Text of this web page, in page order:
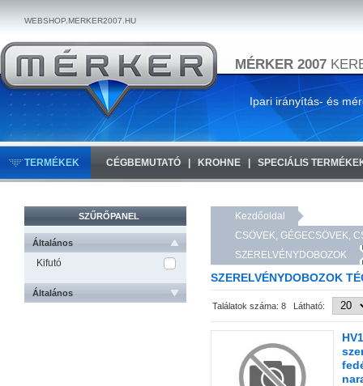
WEBSHOP.MERKER2007.HU
MÉRKER 2007
Ipari irányítás- és
TERMÉKEK CÉGBEMUTATÓ KROHNE SPECIÁLIS
Kezdőoldal
CSÖVEK, GÉGECSÖVEK,
SZERELVÉNYDOBOZOK
SZERELVÉNYDOBOZOK
Találatok száma: 8 Látható:
SZŰRŐPANEL
Általános
Kifutó
Általános